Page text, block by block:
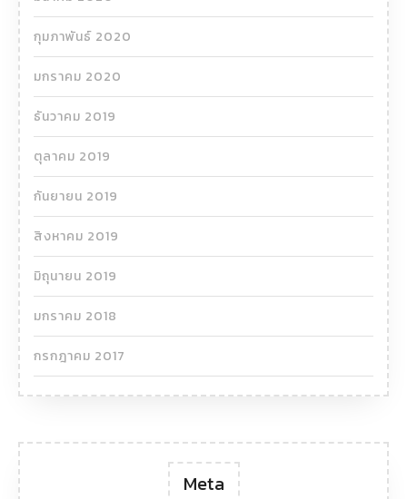
กุมภาพันธ์ 2020
มกราคม 2020
ธันวาคม 2019
ตุลาคม 2019
กันยายน 2019
สิงหาคม 2019
มิถุนายน 2019
มกราคม 2018
กรกฎาคม 2017
Meta